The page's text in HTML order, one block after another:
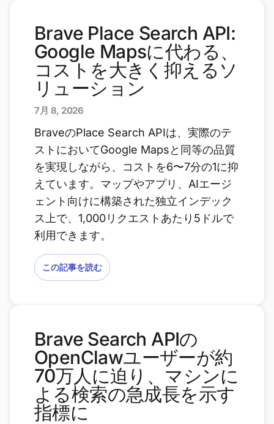
Brave Place Search API:
Google Mapsに代わる、
コストを大きく抑えるソ
リューション
7月 8, 2026
BraveのPlace Search APIは、実際のテ
ストにおいてGoogle Mapsと同等の品質
を実現しながら、コストを6〜7分の1に抑
えています。マップやアプリ、AIエージ
ェント向けに構築された独立インデック
ス上で、1,000リクエストあたり5ドルで
利用できます。
この記事を読む
Brave Search APIの
OpenClawユーザーが約
70万人に迫り、マシンに
よる検索の急成長を示す
指標に